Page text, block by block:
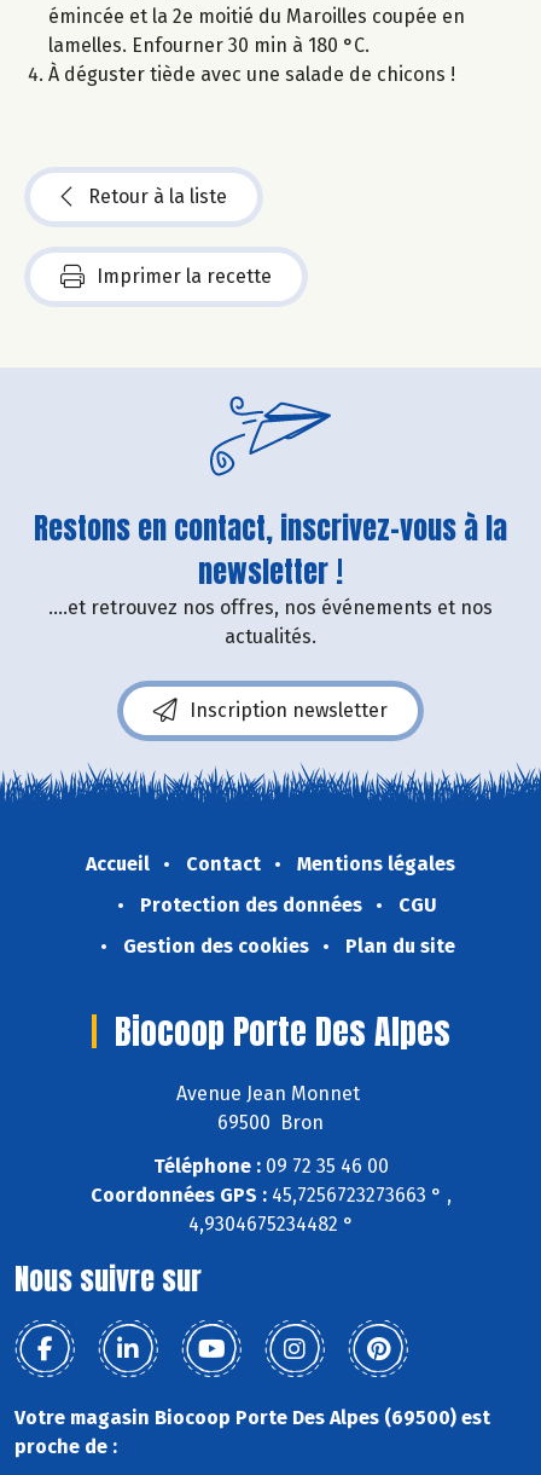
émincée et la 2e moitié du Maroilles coupée en
lamelles. Enfourner 30 min à 180 °C.
À déguster tiède avec une salade de chicons !
Retour à la liste
Imprimer la recette
Restons en contact, inscrivez-vous à la
newsletter !
....et retrouvez nos offres, nos événements et nos
actualités.
Inscription newsletter
Accueil Contact
Mentions légales
Protection des données
CGU
Gestion des cookies
Plan du site
Biocoop Porte Des Alpes
Avenue Jean Monnet
69500 Bron
Téléphone :09 72 35 46 00
Coordonnées GPS :45,7256723273663 ° ,
4,9304675234482 °
Nous suivre sur
Votre magasin Biocoop Porte Des Alpes (69500) est
proche de :